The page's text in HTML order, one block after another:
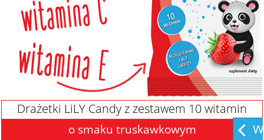
Drażetki LiLY Candy z zestawem 10 witamin
o smaku truskawkowym